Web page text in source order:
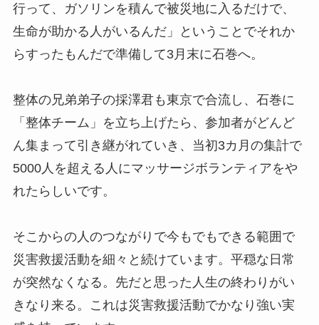
行って、ガソリンを積んで被災地に入るだけで、
生命が助かる人がいるんだ」ということでそれか
らすったもんだで準備して3月末に石巻へ。
整体の兄弟弟子の採澤君も東京で合流し、石巻に
「整体チーム」を立ち上げたら、参加者がどんど
ん集まって引き継がれていき、当初3カ月の集計で
5000人を超える人にマッサージボランティアをや
れたらしいです。
そこからの人のつながりで今もでもできる範囲で
災害救援活動を細々と続けています。平穏な日常
が突然なくなる。先だと思った人生の終わりがい
きなり来る。これは災害救援活動でかなり強い実